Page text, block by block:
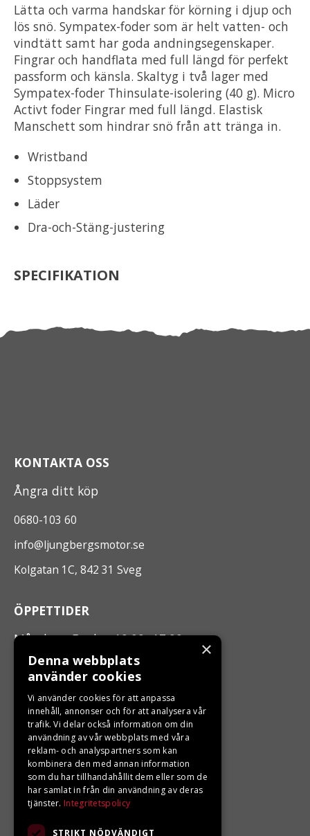
Lätta och varma handskar för körning i djup och
lös snö. Sympatex-foder som är helt vatten- och
vindtätt samt har goda andningsegenskaper.
Fingrar och handflata med full längd för perfekt
passform och känsla. Skaltyg i två lager med
Sympatex-foder Thinsulate-isolering (40 g). Micro
Activt foder Fingrar med full längd. Elastisk
Manschett som hindrar snö från att tränga in.
Wristband
Stoppsystem
Läder
Dra-och-Stäng-justering
SPECIFIKATION
KONTAKTA OSS
Ångra ditt köp
0680-103 60
info@ljungbergsmotor.se
Kolgatan 1C, 842 31 Sveg
ÖPPETTIDER
Måndag - Fredag 10.00 -17.00
LJUNGBERGS MOTOR
Din BRP återförsäljare i Sveg!
×
Denna webbplats
använder cookies
Vi använder cookies för att anpassa
innehåll, annonser och för att analysera vår
trafik. Vi delar också information om din
användning av vår webbplats med våra
reklam- och analyspartners som kan
kombinera den med annan information
som du har tillhandahållit dem eller som de
har samlat in från din användning av deras
tjänster. Integritetspolicy
STRIKT NÖDVÄNDIGT